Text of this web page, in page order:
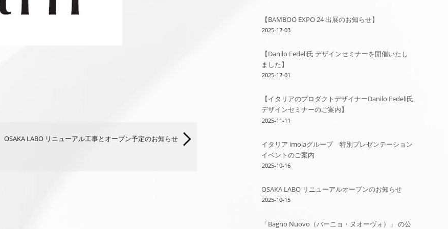
OSAKA LABO リニューアル工事とオープン予定のお知らせ
【BAMBOO EXPO 24 出展のお知らせ】
2025-12-03
【Danilo Fedeli氏 デザインセミナーを開催いたし
ました】
2025-12-01
【イタリアのプロダクトデザイナーDanilo Fedeli氏
デザインセミナーのご案内】
2025-11-11
イタリア imolaグループ 特別プレゼンテーション
イベントのご案内
2025-10-16
OSAKA LABO リニューアルオープンのお知らせ
2025-10-15
「Bagno Nuovo（バーニョ・ヌオーヴォ）」 の公